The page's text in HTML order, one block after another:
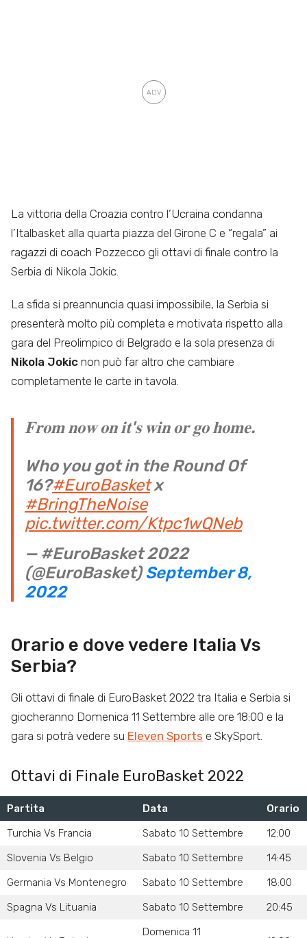
La vittoria della Croazia contro l’Ucraina condanna
l’Italbasket alla quarta piazza del Girone C e “regala” ai
ragazzi di coach Pozzecco gli ottavi di finale contro la
Serbia di Nikola Jokic.
La sfida si preannuncia quasi impossibile, la Serbia si
presenterà molto più completa e motivata rispetto alla
gara del Preolimpico di Belgrado e la sola presenza di
Nikola Jokic non può far altro che cambiare
completamente le carte in tavola.
𝐅𝐫𝐨𝐦 𝐧𝐨𝐰 𝐨𝐧 𝐢𝐭'𝐬 𝐰𝐢𝐧 𝐨𝐫 𝐠𝐨 𝐡𝐨𝐦𝐞.
Who you got in the Round Of
16?#EuroBasketx
#BringTheNoise
pic.twitter.com/Ktpc1wQNeb
— #EuroBasket 2022
(@EuroBasket)September 8,
2022
Orario e dove vedere Italia Vs
Serbia?
Gli ottavi di finale di EuroBasket 2022 tra Italia e Serbia si
giocheranno Domenica 11 Settembre alle ore 18:00 e la
gara si potrà vedere su Eleven Sports e SkySport.
Ottavi di Finale EuroBasket 2022
Partita Data
Orario
Turchia Vs Francia
Sabato 10 Settembre
12:00
Slovenia Vs Belgio
Sabato 10 Settembre
14:45
Germania Vs Montenegro
Sabato 10 Settembre
18:00
Spagna Vs Lituania
Sabato 10 Settembre 20:45
Domenica 11